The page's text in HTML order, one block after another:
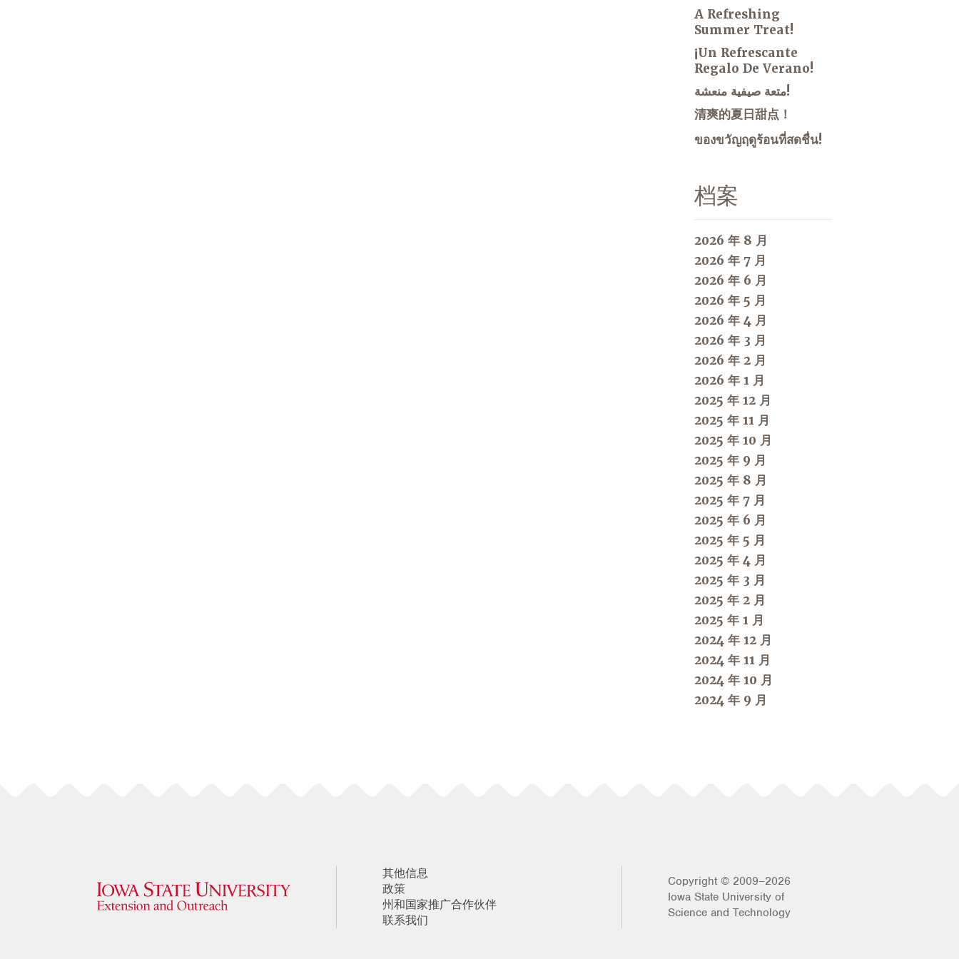
A Refreshing
Summer Treat!
¡Un Refrescante
Regalo De Verano!
متعة صيفية منعشة!
清爽的夏日甜点！
ของขวัญฤดูร้อนที่สดชื่น!
档案
2026 年 8 月
2026 年 7 月
2026 年 6 月
2026 年 5 月
2026 年 4 月
2026 年 3 月
2026 年 2 月
2026 年 1 月
2025 年 12 月
2025 年 11 月
2025 年 10 月
2025 年 9 月
2025 年 8 月
2025 年 7 月
2025 年 6 月
2025 年 5 月
2025 年 4 月
2025 年 3 月
2025 年 2 月
2025 年 1 月
2024 年 12 月
2024 年 11 月
2024 年 10 月
2024 年 9 月
其他信息
政策
州和国家推广合作伙伴
联系我们
Copyright © 2009–2026
Iowa State University of
Science and Technology